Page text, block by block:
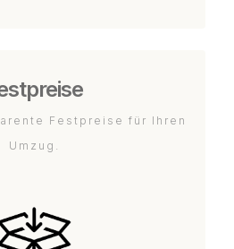
Festpreise für Ihren
Umzug.